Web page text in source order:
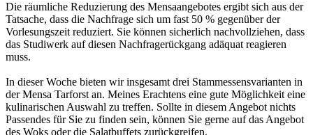
Die räumliche Reduzierung des Mensaangebotes ergibt sich aus der
Tatsache, dass die Nachfrage sich um fast 50 % gegenüber der
Vorlesungszeit reduziert. Sie können sicherlich nachvollziehen, dass
das Studiwerk auf diesen Nachfragerückgang adäquat reagieren
muss.
In dieser Woche bieten wir insgesamt drei Stammessensvarianten in
der Mensa Tarforst an. Meines Erachtens eine gute Möglichkeit eine
kulinarischen Auswahl zu treffen. Sollte in diesem Angebot nichts
Passendes für Sie zu finden sein, können Sie gerne auf das Angebot
des Woks oder die Salatbuffets zurückgreifen.